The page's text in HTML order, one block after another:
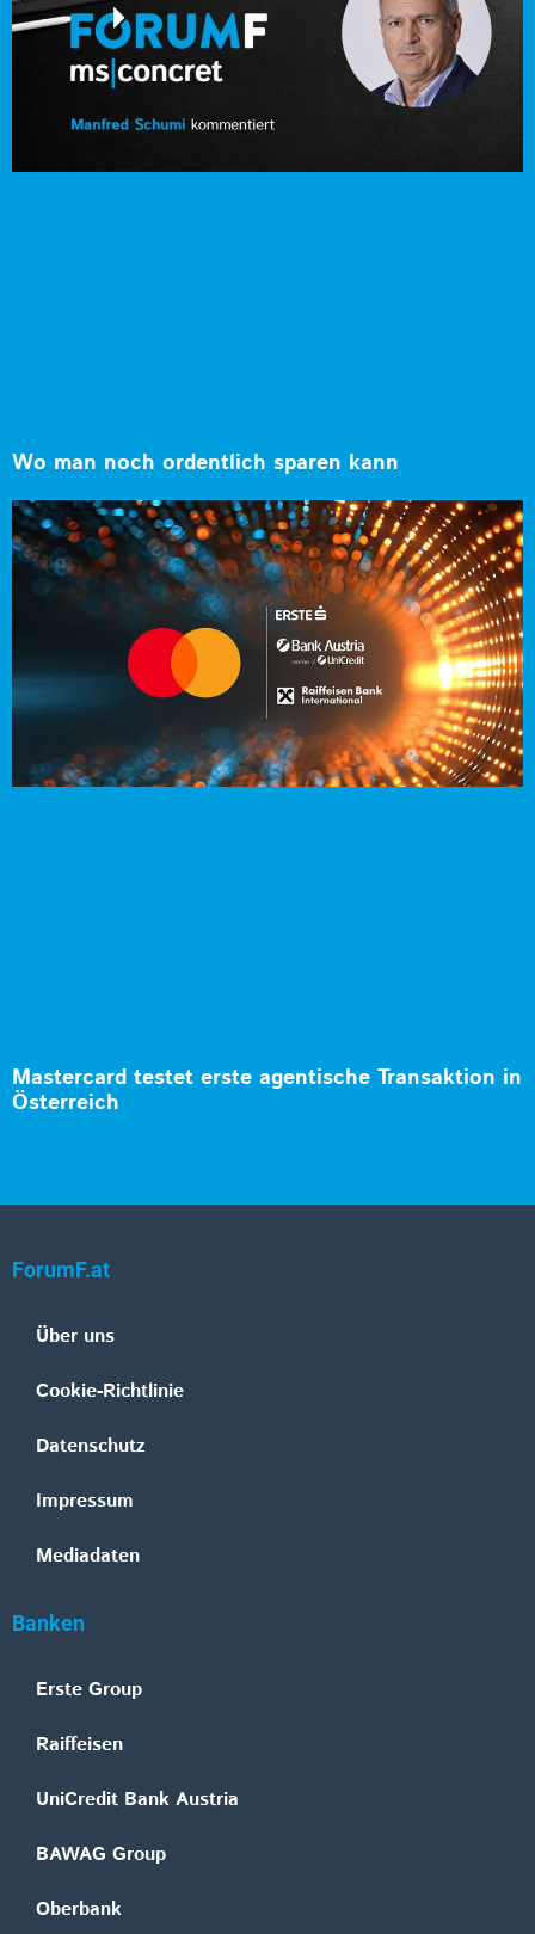
Wo man noch ordentlich sparen kann
Mastercard testet erste agentische Transaktion in
Österreich
ForumF.at
Über uns
Cookie-Richtlinie
Datenschutz
Impressum
Mediadaten
Banken
Erste Group
Raiffeisen
UniCredit Bank Austria
BAWAG Group
Oberbank